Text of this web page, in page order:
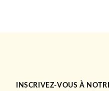
INSCRIVEZ-VOUS À